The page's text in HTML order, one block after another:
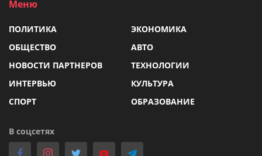
Меню
ПОЛИТИКА
ЭКОНОМИКА
ОБЩЕСТВО
АВТО
НОВОСТИ ПАРТНЕРОВ
ТЕХНОЛОГИИ
ИНТЕРВЬЮ
КУЛЬТУРА
СПОРТ
ОБРАЗОВАНИЕ
В соцсетях